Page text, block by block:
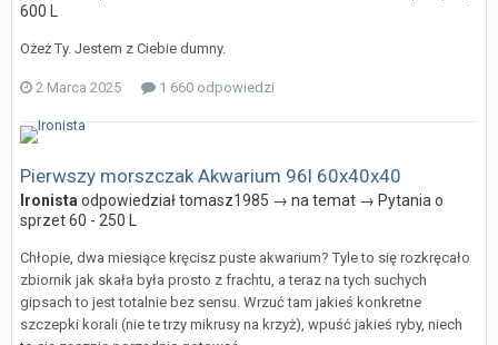
600 L
Ożeż Ty. Jestem z Ciebie dumny.
2 Marca 2025 1 660 odpowiedzi
Pierwszy morszczak Akwarium 96l 60x40x40
Ironista odpowiedziałtomasz1985 → na temat → Pytania o
sprzet 60 - 250 L
Chłopie, dwa miesiące kręcisz puste akwarium? Tyle to się rozkręcało
zbiornik jak skała była prosto z frachtu, a teraz na tych suchych
gipsach to jest totalnie bez sensu. Wrzuć tam jakieś konkretne
szczepki korali (nie te trzy mikrusy na krzyż), wpuść jakieś ryby, niech